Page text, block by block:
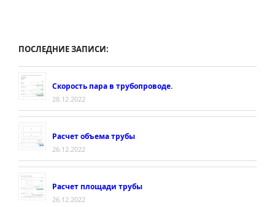
ПОСЛЕДНИЕ ЗАПИСИ:
Скорость пара в трубопроводе.
28.12.2022
Расчет объема трубы
26.12.2022
Расчет площади трубы
26.12.2022